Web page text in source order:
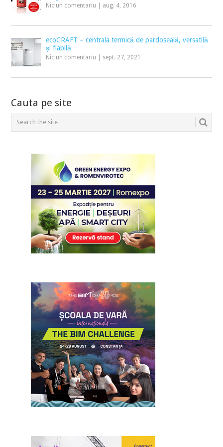
Niciun comentariu aug. 4, 2016
ecoCRAFT – centrala termică de pardoseală, versatilă
și fiabilă
Niciun comentariu sept. 27, 2021
Cauta pe site